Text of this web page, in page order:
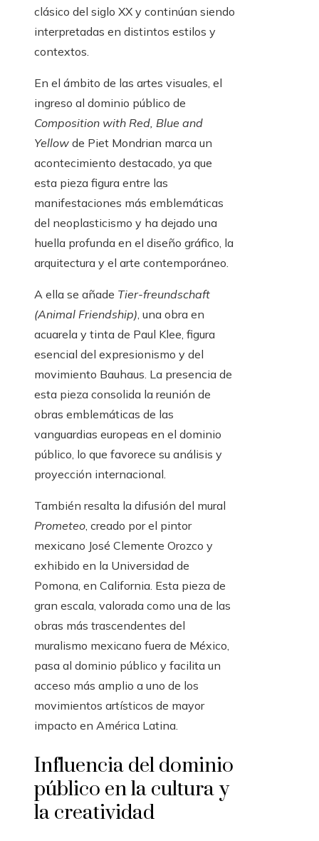
clásico del siglo XX y continúan siendo
interpretadas en distintos estilos y
contextos.
En el ámbito de las artes visuales, el
ingreso al dominio público de
Composition with Red, Blue and
Yellow de Piet Mondrian marca un
acontecimiento destacado, ya que
esta pieza figura entre las
manifestaciones más emblemáticas
del neoplasticismo y ha dejado una
huella profunda en el diseño gráfico, la
arquitectura y el arte contemporáneo.
A ella se añade Tier-freundschaft
(Animal Friendship), una obra en
acuarela y tinta de Paul Klee, figura
esencial del expresionismo y del
movimiento Bauhaus. La presencia de
esta pieza consolida la reunión de
obras emblemáticas de las
vanguardias europeas en el dominio
público, lo que favorece su análisis y
proyección internacional.
También resalta la difusión del mural
Prometeo, creado por el pintor
mexicano José Clemente Orozco y
exhibido en la Universidad de
Pomona, en California. Esta pieza de
gran escala, valorada como una de las
obras más trascendentes del
muralismo mexicano fuera de México,
pasa al dominio público y facilita un
acceso más amplio a uno de los
movimientos artísticos de mayor
impacto en América Latina.
Influencia del dominio
público en la cultura y
la creatividad